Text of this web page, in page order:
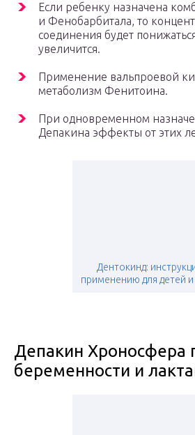
Если ребенку назначена
и Фенобарбитала, то
соединения будет
увеличится.
Применение вальпроевой
метаболизм Фенитоина.
При одновременном
Депакина эффекты от этих
Дентокинд:
применению для детей
Депакин Хроносфера
беременности и